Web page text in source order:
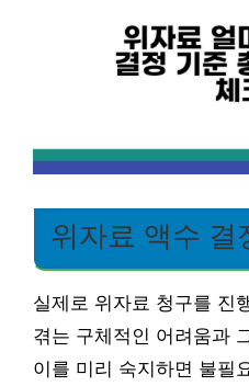
위자료 액수 결
실제로 위자료 청구를 진
겪는 구체적인 어려움과
이를 미리 숙지하면 불필